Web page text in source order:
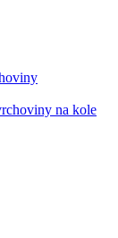
na kole